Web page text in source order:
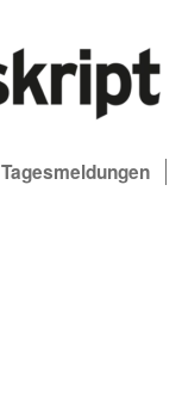
Tagesmeldungen